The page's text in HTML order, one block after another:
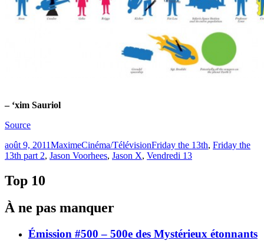
– ‘xim Sauriol
Source
Publié
le
août 9, 2011MaximeCatégories
Cinéma/TélévisionÉtiquettes
Friday the 13th, Friday the
13th part 2, Jason Voorhees, Jason X, Vendredi 13
Top 10
À ne pas manquer
Émission #500 – 500e des Mystérieux étonnants